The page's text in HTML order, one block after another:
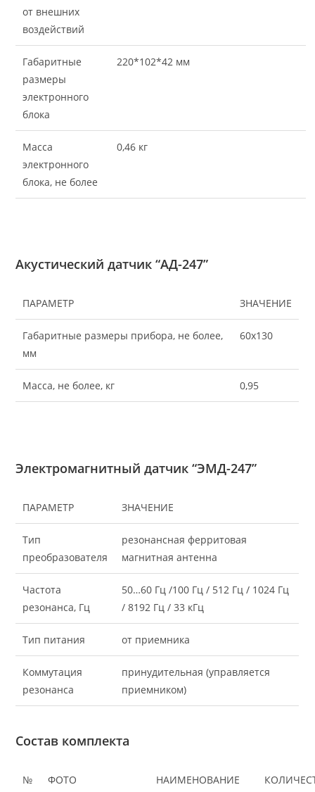
от внешних
воздействий
Габаритные
размеры
электронного
блока
220*102*42 мм
Масса
электронного
блока, не более
0,46 кг
Акустический датчик “АД-247”
ПАРАМЕТР ЗНАЧЕНИЕ
Габаритные размеры прибора, не более,
мм
60х130
Масса, не более, кг 0,95
Электромагнитный датчик “ЭМД-247”
ПАРАМЕТР ЗНАЧЕНИЕ
Тип
преобразователя
резонансная ферритовая
магнитная антенна
Частота
резонанса, Гц
50…60 Гц /100 Гц / 512 Гц / 1024 Гц
/ 8192 Гц / 33 кГц
Тип питания от приемника
Коммутация
резонанса
принудительная (управляется
приемником)
Состав комплекта
№ ФОТО НАИМЕНОВАНИЕ